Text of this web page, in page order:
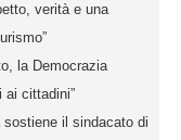
verità e una
la Democrazia
ai cittadini”
il sindacato di